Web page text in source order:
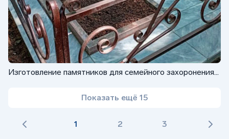
Изготовление памятников для семейного захоронения
Показать ещё 15
1 2 3